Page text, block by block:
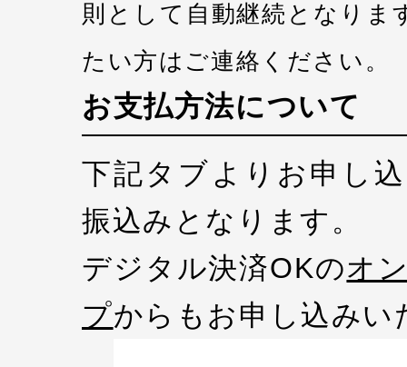
則として自動継続となりま
たい方はご連絡ください。
お支払方法について
下記タブよりお申し
振込みとなります。
デジタル決済OKのオ
プからもお申し込みい